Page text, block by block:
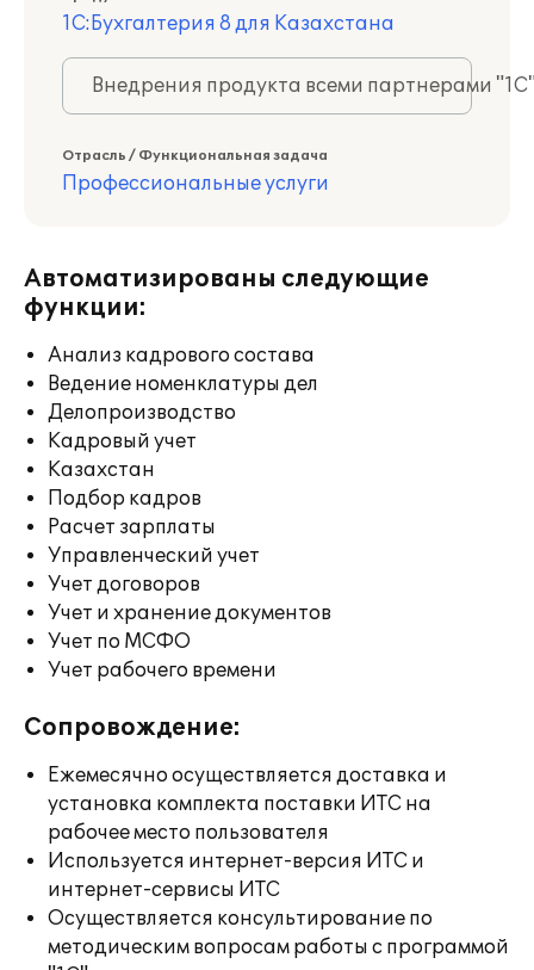
1С:Бухгалтерия 8 для Казахстана
Внедрения продукта всеми партнерами
Отрасль / Функциональная задача
Профессиональные услуги
Автоматизированы следующие
функции:
Анализ кадрового состава
Ведение номенклатуры дел
Делопроизводство
Кадровый учет
Казахстан
Подбор кадров
Расчет зарплаты
Управленческий учет
Учет договоров
Учет и хранение документов
Учет по МСФО
Учет рабочего времени
Сопровождение:
Ежемесячно осуществляется доставка и
установка комплекта поставки ИТС на
рабочее место пользователя
Используется интернет-версия ИТС и
интернет-сервисы ИТС
Осуществляется консультирование по
методическим вопросам работы с программой